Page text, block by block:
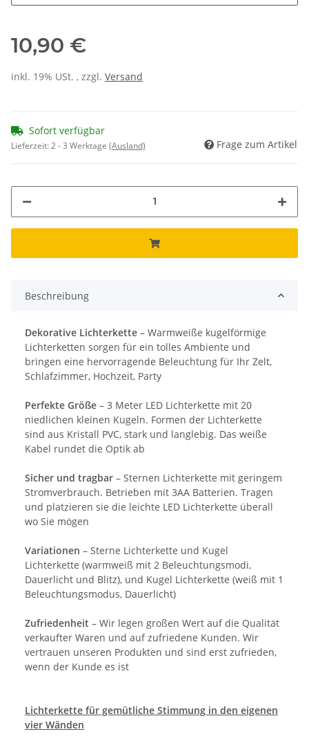
10,90 €
inkl. 19% USt. , zzgl. Versand
Sofort verfügbar
Lieferzeit:2 - 3 Werktage (Ausland) Frage zum Artikel
Beschreibung
Dekorative Lichterkette – Warmweiße kugelförmige
Lichterketten sorgen für ein tolles Ambiente und
bringen eine hervorragende Beleuchtung für Ihr Zelt,
Schlafzimmer, Hochzeit, Party
Perfekte Größe – 3 Meter LED Lichterkette mit 20
niedlichen kleinen Kugeln. Formen der Lichterkette
sind aus Kristall PVC, stark und langlebig. Das weiße
Kabel rundet die Optik ab
Sicher und tragbar – Sternen Lichterkette mit geringem
Stromverbrauch. Betrieben mit 3AA Batterien. Tragen
und platzieren sie die leichte LED Lichterkette überall
wo Sie mögen
Variationen – Sterne Lichterkette und Kugel
Lichterkette (warmweiß mit 2 Beleuchtungsmodi,
Dauerlicht und Blitz), und Kugel Lichterkette (weiß mit 1
Beleuchtungsmodus, Dauerlicht)
Zufriedenheit – Wir legen großen Wert auf die Qualität
verkaufter Waren und auf zufriedene Kunden. Wir
vertrauen unseren Produkten und sind erst zufrieden,
wenn der Kunde es ist
Lichterkette für gemütliche Stimmung in den eigenen
vier Wänden